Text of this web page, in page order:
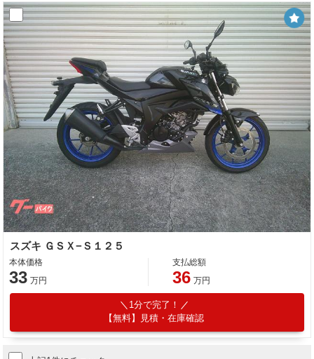
スズキ ＧＳＸ−Ｓ１２５
本体価格
33 万円
支払総額
36 万円
1分で完了！
【無料】見積・在庫確認